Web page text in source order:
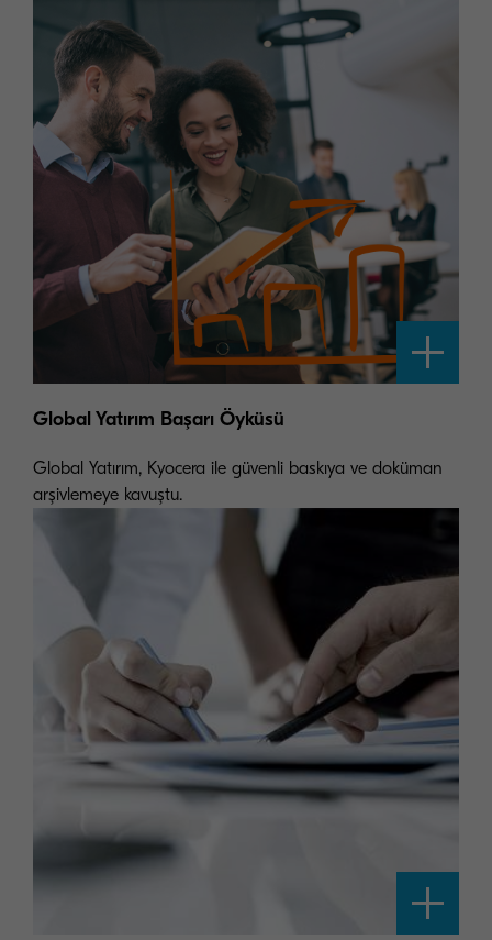
Global Yatırım Başarı Öyküsü
Global Yatırım, Kyocera ile güvenli baskıya ve doküman
arşivlemeye kavuştu.